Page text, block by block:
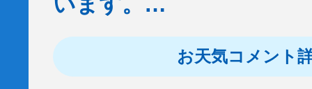
お天気コメント